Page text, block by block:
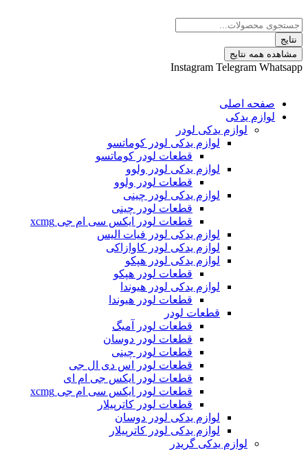
نتایج
Instagram Telegram
اصلی
یدکی
لوازم یدکی لودر
لوازم یدکی لودر کوماتسو
قطعات لودر کوماتسو
لوازم یدکی لودر ولوو
قطعات لودر ولوو
لوازم یدکی لودر چینی
قطعات لودر چینی
قطعات لودر ایکس سی ام جی xcmg
لوازم یدکی لودر فیات الیس
لوازم یدکی لودر کاوازاکی
لوازم یدکی لودر هپکو
قطعات لودر هپکو
لوازم یدکی لودر هیوندا
قطعات لودر هیوندا
قطعات لودر
قطعات لودر آمیگ
قطعات لودر دوسان
قطعات لودر چینی
قطعات لودر اس دی ال جی
قطعات لودر ایکس جی ام ای
قطعات لودر ایکس سی ام جی xcmg
قطعات لودر کاترپیلار
لوازم یدکی لودر دوسان
لوازم یدکی لودر کاترپیلار
لوازم یدکی گریدر